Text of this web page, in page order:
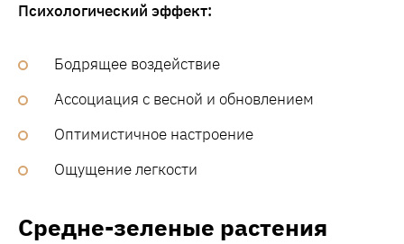
Психологический эффект:
Бодрящее воздействие
Ассоциация с весной и обновлением
Оптимистичное настроение
Ощущение легкости
Средне-зеленые растения